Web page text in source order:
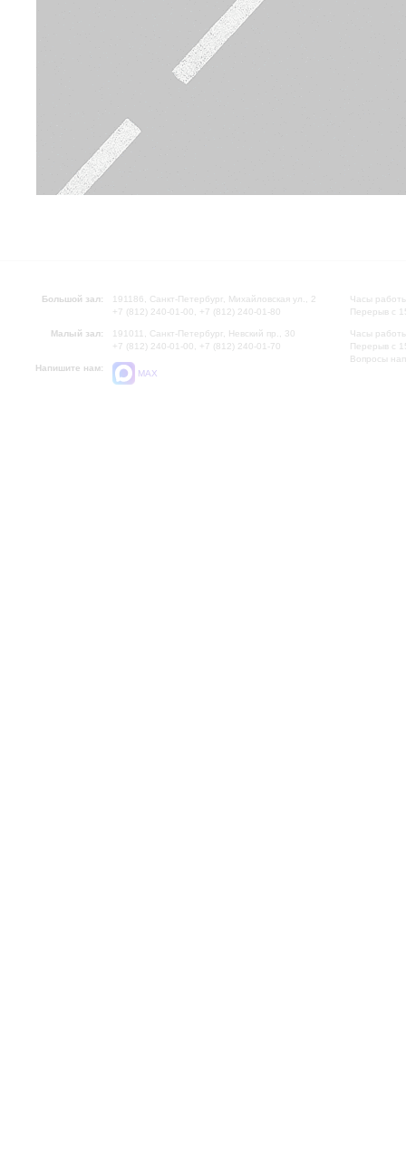
Большой зал:
191186, Санкт-Петербург, Михайловская ул., 2
+7 (812) 240-01-00, +7 (812) 240-01-80
Малый зал:
191011, Санкт-Петербург, Невский пр., 30
+7 (812) 240-01-00, +7 (812) 240-01-70
Напишите нам:
MAX
Часы
Перерыв с
Часы
Перерыв с
Вопросы